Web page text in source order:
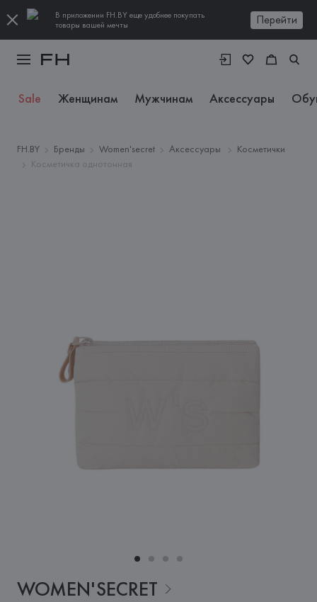
В приложении FH.BY еще удобнее покупать
товары вашей мечты
Перейти
Sale Женщинам Мужчинам Аксессуары
FH.BY Бренды Women'secret Аксессуары
Косметички
Косметичка однотонная
WOMEN'SECRET